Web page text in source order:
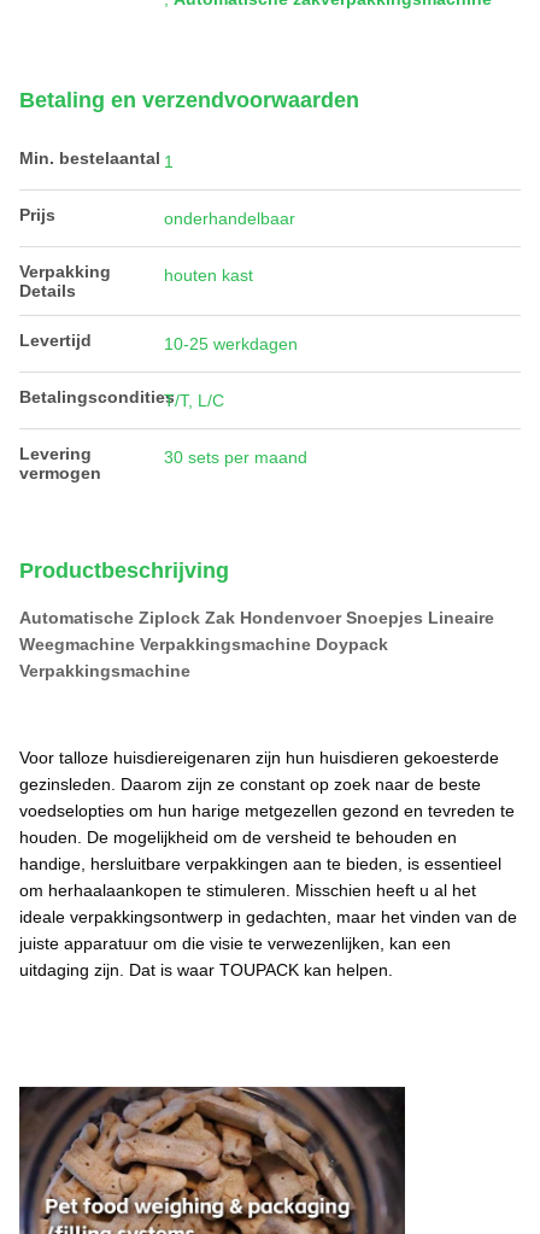
Betaling en verzendvoorwaarden
Min. bestelaantal 1
Prijs onderhandelbaar
Verpakking
Details
houten kast
Levertijd 10-25 werkdagen
BetalingsconditiesT/T, L/C
Levering
vermogen
30 sets per maand
Productbeschrijving
Automatische Ziplock Zak Hondenvoer Snoepjes Lineaire
Weegmachine Verpakkingsmachine Doypack
Verpakkingsmachine
Voor talloze huisdiereigenaren zijn hun huisdieren gekoesterde
gezinsleden. Daarom zijn ze constant op zoek naar de beste
voedselopties om hun harige metgezellen gezond en tevreden te
houden. De mogelijkheid om de versheid te behouden en
handige, hersluitbare verpakkingen aan te bieden, is essentieel
om herhaalaankopen te stimuleren. Misschien heeft u al het
ideale verpakkingsontwerp in gedachten, maar het vinden van de
juiste apparatuur om die visie te verwezenlijken, kan een
uitdaging zijn. Dat is waar TOUPACK kan helpen.